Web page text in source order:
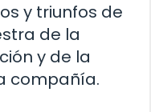
y triunfos de
de la
y de la
compañía.